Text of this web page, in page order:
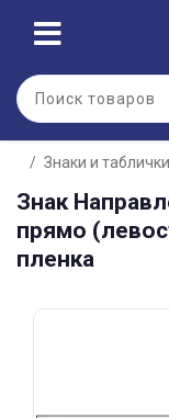
Знаки и таблички
Знак
прямо
пленка
Для клиентов
Разбейте
оплату
без